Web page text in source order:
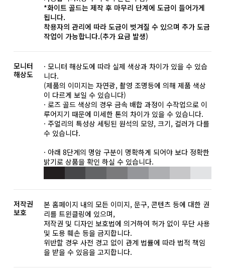
*화이트 골드는 제작 후 마무리 단계에 도금이 들어가게
됩니다.
착용자의 관리에 따라 도금이 벗겨질 수 있으며 추가 도금
작업이 가능합니다.(추가 요금 발생)
모니터
해상도
· 모니터 해상도에 따라 실제 색상과 차이가 있을 수 있습
니다.
(제품의 이미지는 자연광, 촬영 조명등에 의해 제품 색상
이 다르게 보일 수 있습니다)
· 로즈 골드 색상의 경우 금속 배합 과정이 수작업으로 이
루어지기 때문에 미세한 톤의 차이가 있을 수 있습니다.
· 주얼리의 특성상 세팅된 원석의 모양, 크기, 컬러가 다를
수 있습니다.
· 아래 8단계의 명암 구분이 명확하게 되어야 보다 정확한
밝기로 상품을 확인 하실 수 있습니다.
저작권
보호
본 홈페이지 내의 모든 이미지, 문구, 콘텐츠 등에 대한 권
리를 트윈클링에 있으며,
저작권 및 디자인 보호법에 의거하여 허가 없이 무단 사용
및 도용 훼손 등을 금지합니다.
위반할 경우 사전 경고 없이 관계 법률에 따라 법적 책임
을 받을 수 있음을 고지합니다.